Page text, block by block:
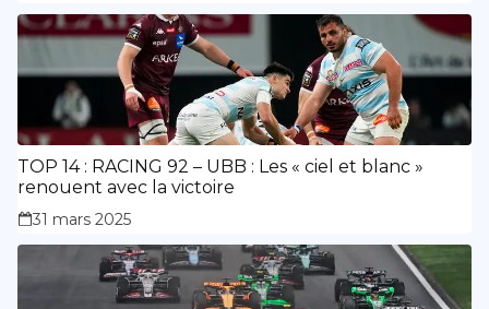
TOP 14 : RACING 92 – UBB : Les « ciel et blanc »
renouent avec la victoire
31 mars 2025